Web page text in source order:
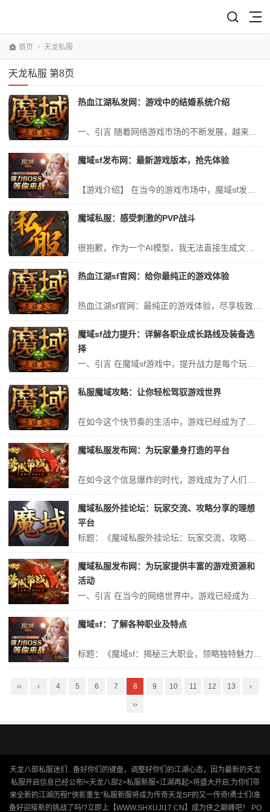
首页 > 天龙私服
天龙私服 第8页
热血江湖私发网：游戏中的结婚系统介绍
魔域sf发布网：最新游戏版本，抢先体验
魔域私服：感受刺激的PVP战斗
热血江湖sf官网：给你最纯正的游戏体验
魔域sf战力提升：详解各职业成长路线及装备选
择
私服魔域攻略：让你轻松驾驭游戏世界
魔域私服发布网：为玩家量身打造的平台
魔域私服外挂论坛：玩家交流、攻略分享的理想
平台
魔域私服发布网：为玩家提供丰富的游戏资源和
活动
魔域sf：了解各种职业及特点
‹‹ ‹ 4 5 6 7 8 9 10 11 12 13 ›
››
天龙八部私服迷们...备好你们的键盘，调整好你们的江湖心态，因为最新的天龙
私服开启信息已经公布!<天龙八部2>私服新服<江湖再起>将盛大开启,为你们带
来全新的江湖历程!“侠影重生”私服新服将成为传奇天龙SF的又一传奇!勇士们!准
备好迎接新的挑战了吗!?立即上【WWW.SHXUJI17.CN】成为侠之巅峰吧！ PO